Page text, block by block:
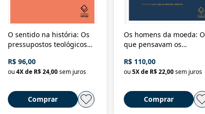
O sentido na história: Os
pressupostos teológicos
R$ 96,00
ou4X de R$ 24,00sem juros
Comprar
Os homens da moeda: O
que pensavam os
Nova República (1985-
2018)
R$ 110,00
ou5X de R$ 22,00sem juros
Comprar